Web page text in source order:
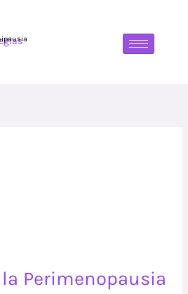
Perimenopausia